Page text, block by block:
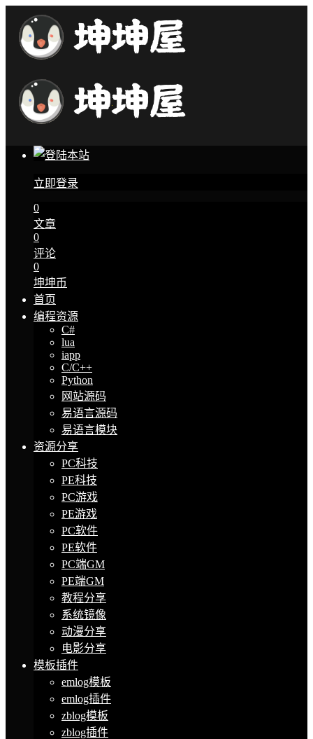
立即登录
0
文章
0
评论
0
坤坤币
首页
编程资源
C#
lua
iapp
C/C++
Python
网站源码
易语言源码
易语言模块
资源分享
PC科技
PE科技
PC游戏
PE游戏
PC软件
PE软件
PC端GM
PE端GM
教程分享
系统镜像
动漫分享
电影分享
模板插件
emlog模板
emlog插件
zblog模板
zblog插件